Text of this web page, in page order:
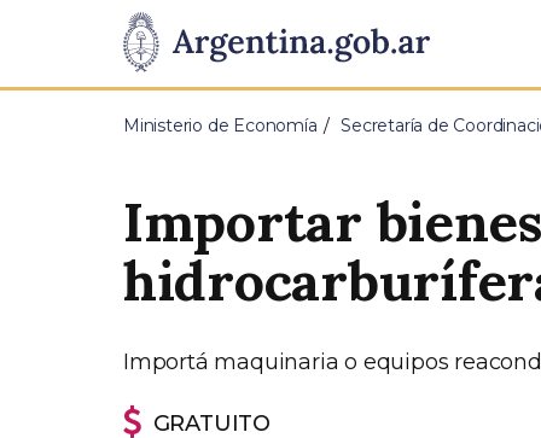
Presidencia
de
Pasar al contenido principal
Ministerio de Economía Secretaría de
Importar
Importá maquinaria o equipos
GRATUITO